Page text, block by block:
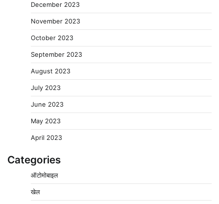
December 2023
November 2023
October 2023
September 2023
August 2023
July 2023
June 2023
May 2023
April 2023
Categories
ऑटोमोबाइल
खेल